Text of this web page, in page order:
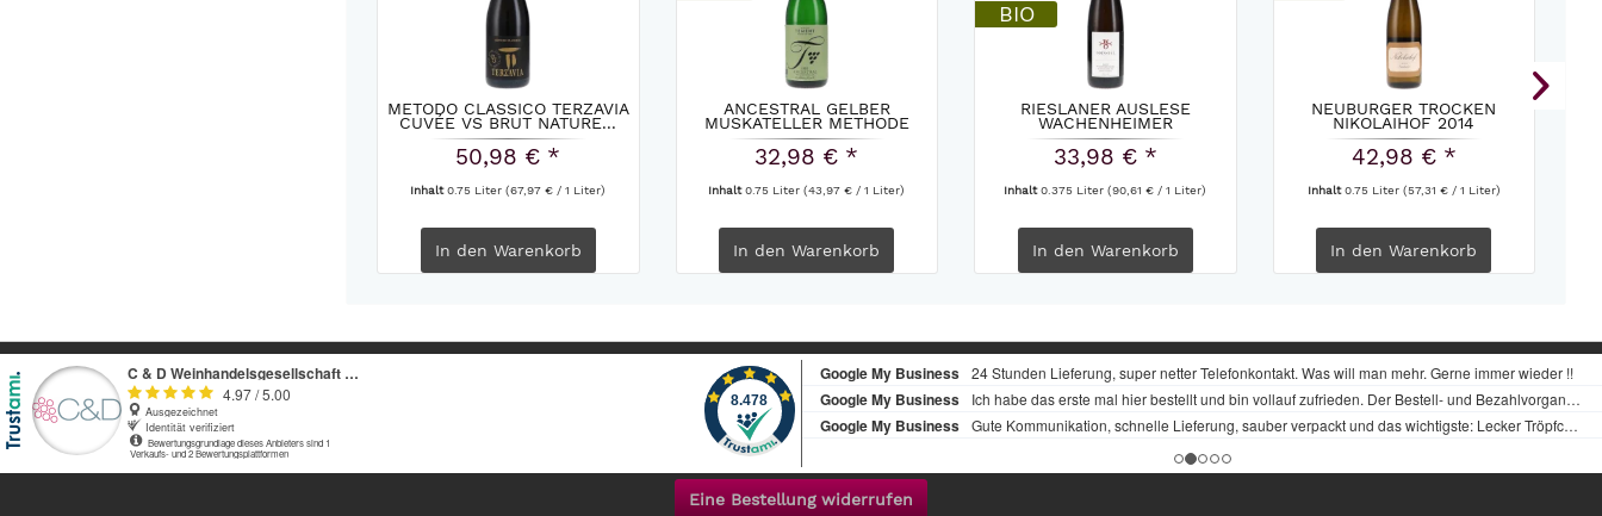
METODO CLASSICO TERZAVIA
CUVÉE VS BRUT NATURE...
50,98 € *
Inhalt0.75 Liter(67,97 € / 1 Liter)
In den Warenkorb
ANCESTRAL GELBER
MUSKATELLER METHODE
RURALE...
32,98 € *
Inhalt0.75 Liter(43,97 € / 1 Liter)
In den Warenkorb
BIO
RIESLANER AUSLESE
WACHENHEIMER
SCHLOSSBERG...
33,98 € *
Inhalt0.375 Liter(90,61 € / 1 Liter)
In den Warenkorb
NEUBURGER TROCKEN
NIKOLAIHOF 2014
42,98 € *
Inhalt0.75 Liter (57,31 € / 1 Liter)
In den Warenkorb
Eine Bestellung widerrufen